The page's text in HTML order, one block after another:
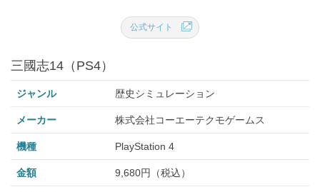
公式サイト
三國志14（PS4）
ジャンル 歴史シミュレーション
メーカー 株式会社コーエーテクモゲームス
機種 PlayStation 4
金額 9,680円（税込）